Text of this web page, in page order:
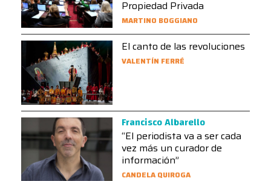
Propiedad Privada
MARTINO BOGGIANO
El canto de las revoluciones
VALENTÍN FERRÉ
Francisco Albarello
“El periodista va a ser cada
vez más un curador de
información”
CANDELA QUIROGA